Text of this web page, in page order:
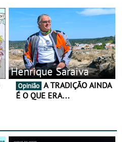
Henrique Saraiva
Opinião
É O QUE ERA…